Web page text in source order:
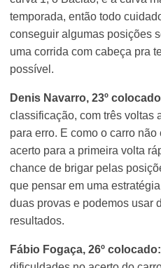
temporada, então todo
conseguir algumas posições
uma corrida com cabeça pra
possível.
Denis Navarro, 23º
classificação, com três voltas
para erro. E como o carro
acerto para a primeira volta
chance de brigar pelas
que pensar em uma
duas provas e podemos usar
resultados.
Fábio Fogaça, 26º colocado: